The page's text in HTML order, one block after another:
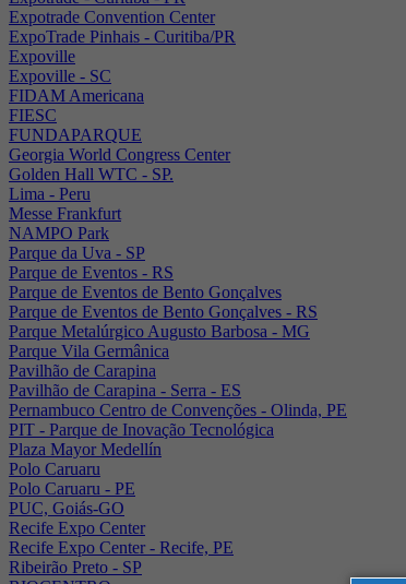
Expotrade Convention Center
ExpoTrade Pinhais - Curitiba/PR
Expoville
Expoville - SC
FIDAM Americana
FIESC
FUNDAPARQUE
Georgia World Congress Center
Golden Hall WTC - SP.
Lima - Peru
Messe Frankfurt
NAMPO Park
Parque da Uva - SP
Parque de Eventos - RS
Parque de Eventos de Bento Gonçalves
Parque de Eventos de Bento Gonçalves - RS
Parque Metalúrgico Augusto Barbosa - MG
Parque Vila Germânica
Pavilhão de Carapina
Pavilhão de Carapina - Serra - ES
Pernambuco Centro de Convenções - Olinda, PE
PIT - Parque de Inovação Tecnológica
Plaza Mayor Medellín
Polo Caruaru
Polo Caruaru - PE
PUC, Goiás-GO
Recife Expo Center
Recife Expo Center - Recife, PE
Ribeirão Preto - SP